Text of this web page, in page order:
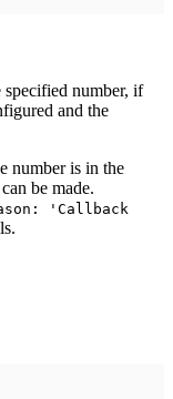
number, if
and the
number is in the
be made.
'Callback